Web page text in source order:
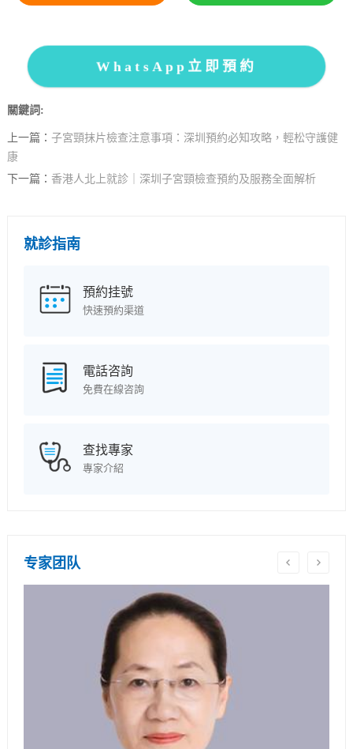
WhatsApp立即預約
關鍵詞:
上一篇： 子宮頸抹片檢查注意事項：深圳預約必知攻略，輕松守護健
康
下一篇： 香港人北上就診｜深圳子宮頸檢查預約及服務全面解析
就診指南
預約挂號
快速預約渠道
電話咨詢
免費在線咨詢
查找專家
專家介紹
专家团队